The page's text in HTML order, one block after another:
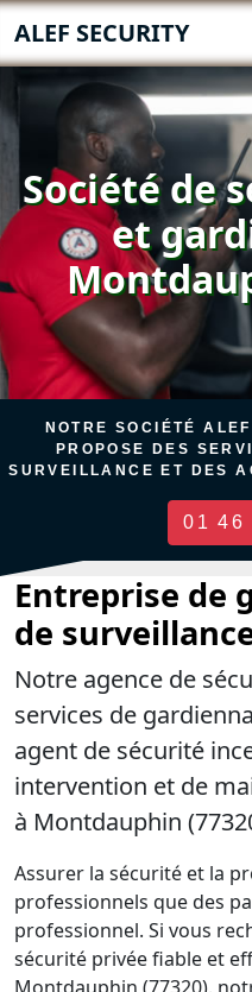
ALEF SECURITY
Société de
et
NOTRE SOCIÉTÉ
PROPOSE DES
SURVEILLANCE ET DES
01 46
Entreprise de
de
Notre agence de
services de
agent de sécurité
intervention et de
à Montdauphin
Assurer la sécurité et la
professionnels que des
professionnel. Si vous
sécurité privée fiable et